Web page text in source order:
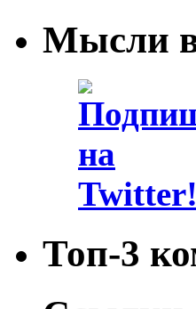
Мысли
Топ-3